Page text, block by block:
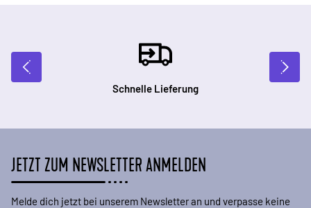
Schnelle Lieferung
JETZT ZUM NEWSLETTER ANMELDEN
Melde dich jetzt bei unserem Newsletter an und verpasse keine